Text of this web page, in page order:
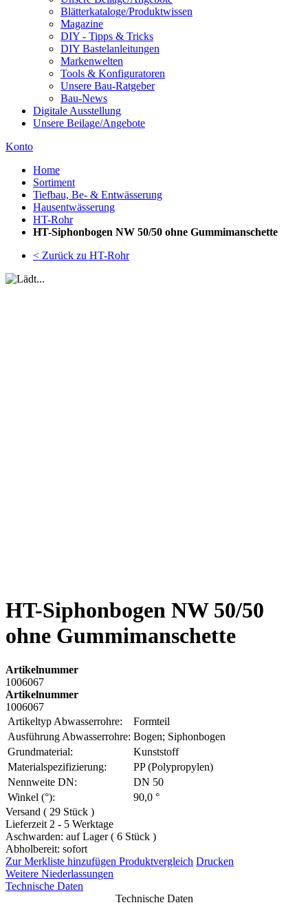
Blätterkataloge/Produktwissen
Magazine
DIY - Tipps & Tricks
DIY Bastelanleitungen
Markenwelten
Tools & Konfiguratoren
Unsere Bau-Ratgeber
Bau-News
Digitale Ausstellung
Unsere Beilage/Angebote
Konto
Home
Sortiment
Tiefbau, Be- & Entwässerung
Hausentwässerung
HT-Rohr
HT-Siphonbogen NW 50/50 ohne Gummimanschette
< Zurück zu HT-Rohr
HT-Siphonbogen NW 50/50
ohne Gummimanschette
Artikelnummer
1006067
Artikelnummer
1006067
Artikeltyp Abwasserrohre:
Formteil
Ausführung Abwasserrohre: Bogen; Siphonbogen
Grundmaterial:
Kunststoff
Materialspezifizierung:
PP (Polypropylen)
Nennweite DN:
DN 50
Winkel (°):
90,0 °
Versand ( 29 Stück )
Lieferzeit 2 - 5 Werktage
Aschwarden: auf Lager ( 6 Stück )
Abholbereit: sofort
Zur Merkliste hinzufügen Produktvergleich Drucken
Weitere Niederlassungen
Technische Daten
Technische Daten